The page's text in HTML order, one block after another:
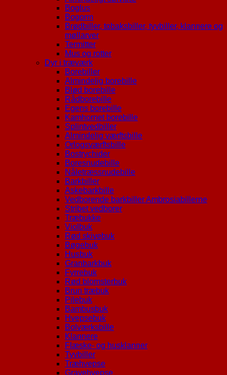
Boglus
Bogorm
Brødbiller, tobaksbiller, tyvbiller, klannere og
møllarver
Termitter
Mus og rotter
Dyr i træværk
Borebiller
Almindelig borebille
Blød borebille
Rådborebille
Egens borebille
Kamhornet borebille
Splintvedbiller
Almindelig værftsbille
Orlogsværftsbille
Bostrychider
Boresnudebille
Nåletræssnudebille
Barkbiller
Askebarkbille
Vedborende barkbiller Ambrosiabillerne
Stribet vedborer
Træbukke
Violbuk
Rød skivebuk
Bøgebuk
Husbuk
Granbarkbuk
Fyrrebuk
Rød blomsterbuk
Brun træbuk
Pilebuk
Bambusbuk
Hvepsebuk
Bolværksbille
Klannere
Flæske- og husklanner
Tyvbiller
Træhvepse
Gravehvepse